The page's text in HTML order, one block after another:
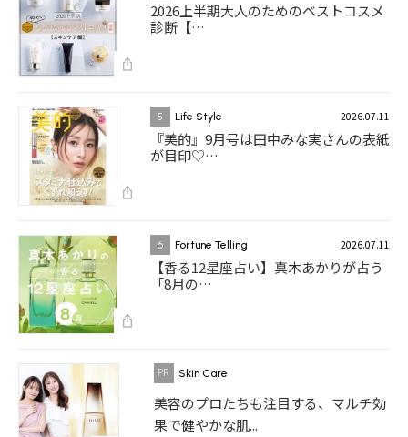
2026上半期大人のためのベストコスメ
診断【…
5 Life Style 2026.07.11
『美的』9月号は田中みな実さんの表紙
が目印♡…
6 Fortune Telling 2026.07.11
【香る12星座占い】真木あかりが占う
「8月の…
Skin Care
美容のプロたちも注目する、マルチ効
果で健やかな肌...